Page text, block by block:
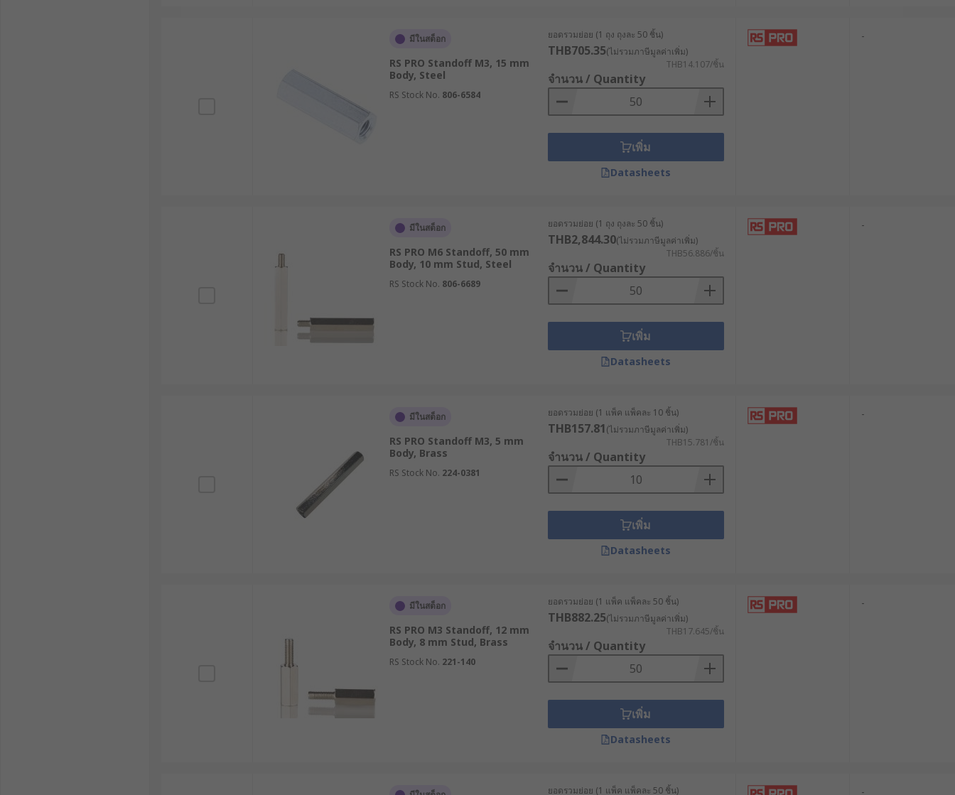
ใช้สำหรับติดตั้งแผงวงจรพิมพ์ (PCB) เพื่อให้เกิดระยะห่างที่เหมาะสม ลดความเสี่ยงจากการลัดวงจร
ใช้ในโครงสร้างของคอมพิวเตอร์และอุปกรณ์เซิร์ฟเวอร์เพื่อยึดเมนบอร์ดและฮาร์ดแวร์อื่น ๆ
ใช้ยึดอุปกรณ์ที่ต้องการรองรับน้ำหนักมาก เช่น เครื่อง CNC และหุ่นยนต์อุตสาหกรรม
ลดการเสียดสีและแรงกดในส่วนประกอบที่มีการเคลื่อนไหวบ่อย ๆ เช่น แขนกลอัตโนมัติ
ใช้ในเครื่องมือแพทย์ เช่น เครื่องเอกซเรย์ เครื่องตรวจคลื่นหัวใจ เพื่อให้มีการจัดวางที่ปลอดภัย
ผู้ประกอบการคนไหนกำลังมองหาแหล่งจำหน่ายสกรู Standoffs ที่มีตัวเลือกครบครัน ต้องมาที่ RS ผู้นำด้านโซลูชันอุตสาหกรรมและอิเล็กทรอนิกส์ เราคัดสรรสกรู
Standoffs ราคาคุ้ม คุณภาพเยี่ยม จากแบรนด์ชั้นนำที่ได้มาตรฐานมาให้เลือกซื้อได้สะดวก เช่น Wurth Elektronik, RS PRO, Essentra และอีกมากมาย มีสกรู
Standoff ทั้งราคาปลีกและราคาส่ง ครอบคลุมทุกความต้องการของผู้ประกอบการ เลือกซื้อสินค้าได้สะดวกตลอด 24 ชม. บนเว็บไซต์ของเรา พร้อมบริการจัดส่งทั่ว
ประเทศไทย หากต้องการคำแนะนำเพิ่มเติมเกี่ยวกับการเลือกซื้อสกรู Standoff สำหรับงานหนักที่เหมาะสมกับอุตสาหกรรมของคุณ สามารถปรึกษาผู้เชี่ยวชาญด้าน
มีในสต็อก
RS PRO Standoff M3, 15 mm
Body, Steel
RS Stock No. 806-6584
ยอดรวมย่อย (1 ถุง ถุงละ 50 ชิ้น)
THB705.35(ไม่รวมภาษีมูลค่าเพิ่ม)
THB14.107/ชิ้น
จำนวน / Quantity
เพิ่ม
Datasheets
-
มีในสต็อก
RS PRO M6 Standoff, 50 mm
Body, 10 mm Stud, Steel
RS Stock No. 806-6689
ยอดรวมย่อย (1 ถุง ถุงละ 50 ชิ้น)
THB2,844.30(ไม่รวมภาษีมูลค่าเพิ่ม)
THB56.886/ชิ้น
จำนวน / Quantity
เพิ่ม
Datasheets
-
มีในสต็อก
RS PRO Standoff M3, 5 mm
Body, Brass
RS Stock No. 224-0381
ยอดรวมย่อย (1 แพ็ค แพ็คละ 10 ชิ้น)
THB157.81(ไม่รวมภาษีมูลค่าเพิ่ม)
THB15.781/ชิ้น
จำนวน / Quantity
เพิ่ม
Datasheets
-
มีในสต็อก
RS PRO M3 Standoff, 12 mm
Body, 8 mm Stud, Brass
RS Stock No. 221-140
ยอดรวมย่อย (1 แพ็ค แพ็คละ 50 ชิ้น)
THB882.25(ไม่รวมภาษีมูลค่าเพิ่ม)
THB17.645/ชิ้น
จำนวน / Quantity
เพิ่ม
Datasheets
-
ยอดรวมย่อย (1 แพ็ค แพ็คละ 50 ชิ้น) -